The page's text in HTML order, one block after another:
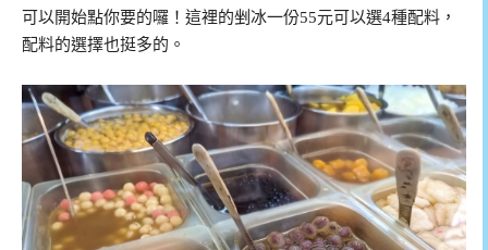
可以開始點你要的囉！這裡的剉冰一份55元可以選4種配料，
配料的選擇也挺多的。